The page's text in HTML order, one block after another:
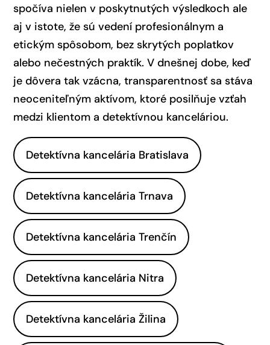
spočíva nielen v poskytnutých výsledkoch ale
aj v istote, že sú vedení profesionálnym a
etickým spôsobom, bez skrytých poplatkov
alebo nečestných praktík. V dnešnej dobe, keď
je dôvera tak vzácna, transparentnosť sa stáva
neoceniteľným aktívom, ktoré posilňuje vzťah
medzi klientom a detektívnou kanceláriou.
Detektívna kancelária Bratislava
Detektívna kancelária Trnava
Detektívna kancelária Trenčín
Detektívna kancelária Nitra
Detektívna kancelária Žilina